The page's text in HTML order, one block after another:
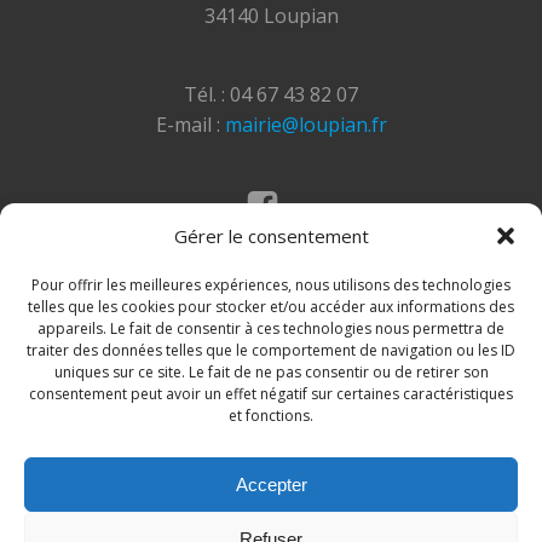
Gérer le consentement
Pour offrir les meilleures expériences, nous utilisons des technologies
telles que les cookies pour stocker et/ou accéder aux informations des
appareils. Le fait de consentir à ces technologies nous permettra de
traiter des données telles que le comportement de navigation ou les ID
uniques sur ce site. Le fait de ne pas consentir ou de retirer son
consentement peut avoir un effet négatif sur certaines caractéristiques
et fonctions.
Accepter
34140 Loupian
Tél. : 04 67 43 82 07
E-mail : mairie@loupian.fr
© 2026 Site de la commune de Loupian. Un service